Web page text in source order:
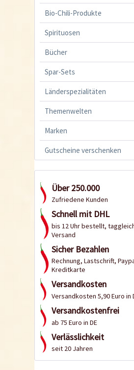
Bio-Chili-Produkte
Spirituosen
Bücher
Spar-Sets
Länderspezialitäten
Themenwelten
Marken
Gutscheine verschenken
Über 250.000
Zufriedene Kunden
Schnell mit DHL
bis 12 Uhr bestellt,
Versand
Sicher Bezahlen
Rechnung, Lastschrift,
Kreditkarte
Versandkosten
Versandkosten 5,90 Euro in
Versandkostenfrei
ab 75 Euro in DE
Verlässlichkeit
seit 20 Jahren